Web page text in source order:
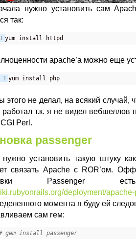
нужно установить сам
так:
yum install httpd
apache’а можно еще
yum install php
этого не делал, на всякий случай,
т.к. я не видел вебшеллов
Perl.
passenger
установить такую штуку
связать Apache с ROR’ом.
deployment/
момента я буду ей
сам гем:
gem install passenger